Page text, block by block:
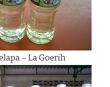
– La Goerih